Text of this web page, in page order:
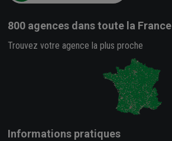
800 agences dans toute la France
Trouvez votre agence la plus proche
Informations pratiques